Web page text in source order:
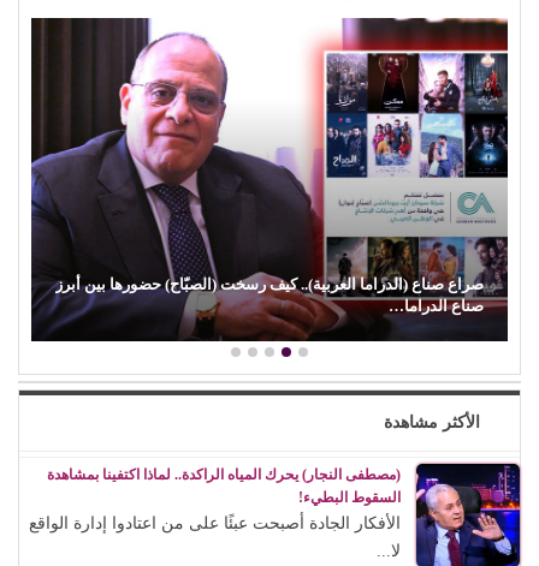
(محمد رضوان) يكسر القاعدة.. يختار (حب مستحيل) رغم ظهوره
كضيف شرف
الأكثر مشاهدة
(مصطفى النجار) يحرك المياه الراكدة.. لماذا اكتفينا بمشاهدة
السقوط البطيء!
الأفكار الجادة أصبحت عبئًا على من اعتادوا إدارة الواقع
لا...